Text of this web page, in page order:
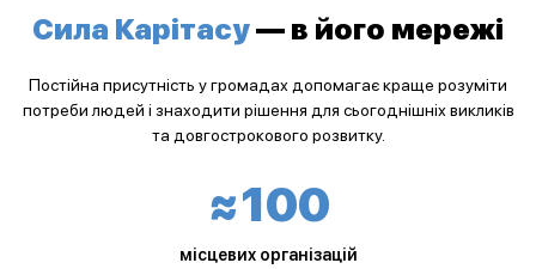
Сила Карітасу— в його мережі
Постійна присутність у громадах допомагає краще розуміти
потреби людей і знаходити рішення для сьогоднішніх викликів
та довгострокового розвитку.
≈100
місцевих організацій